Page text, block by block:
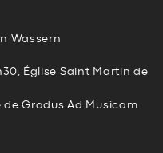
Wassern
Église Saint Martin de
Gradus Ad Musicam